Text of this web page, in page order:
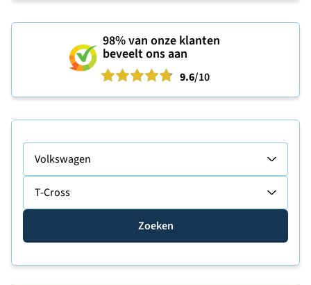
98%van onze klanten
beveelt ons aan
9.6/10
Volkswagen
T-Cross
Zoeken